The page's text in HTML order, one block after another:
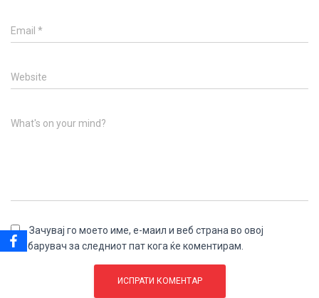
Email *
Website
What's on your mind?
Зачувај го моето име, е-маил и веб страна во овој
пребарувач за следниот пат кога ќе коментирам.